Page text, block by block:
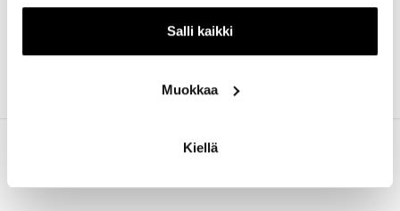
Salli kaikki
Muokkaa
Kiellä